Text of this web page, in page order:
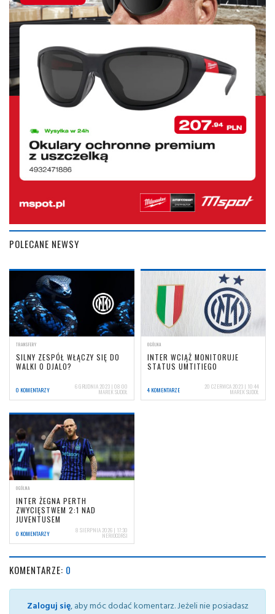
POLECANE NEWSY
TRANSFERY
SILNY ZESPÓŁ WŁĄCZY SIĘ DO
WALKI O DJALO?
0 KOMENTARZY 6 GRUDNIA 2023 | 08:00
MAREK SUDOŁ
OGÓLNA
INTER WCIĄŻ MONITORUJE
STATUS UMTITIEGO
4 KOMENTARZE 20 CZERWCA 2023 | 10:44
MAREK SUDOŁ
OGÓLNA
INTER ŻEGNA PERTH
ZWYCIĘSTWEM 2:1 NAD
JUVENTUSEM
0 KOMENTARZY 8 SIERPNIA 2026 | 17:30
NERIOCORSI
KOMENTARZE: 0
Zaloguj się, aby móc dodać komentarz. Jeżeli nie posiadasz